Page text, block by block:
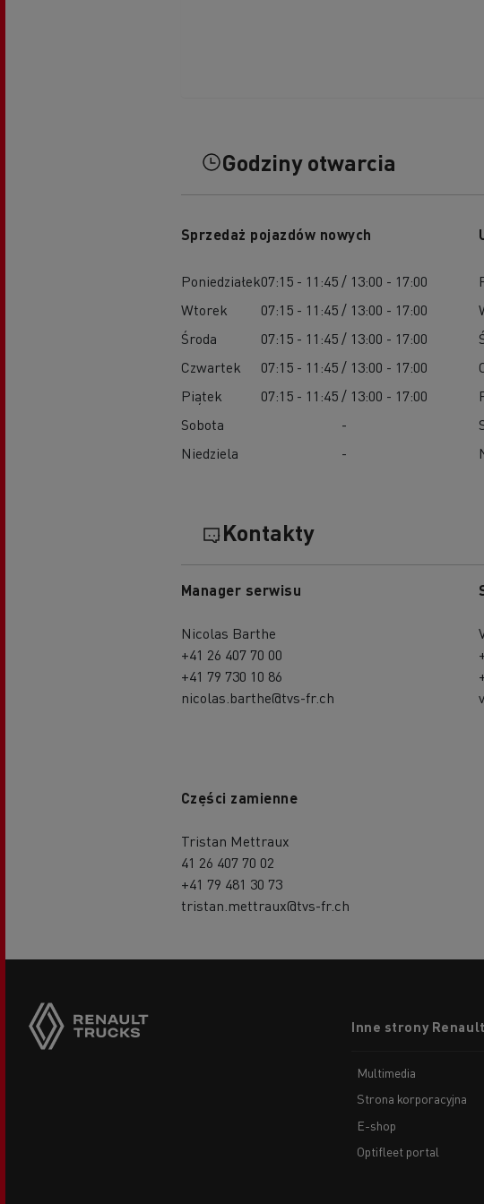
Godziny otwarcia
Sprzedaż pojazdów nowych
Poniedziałek07:15 - 11:45 / 13:00 - 17:00
Wtorek
07:15 - 11:45 / 13:00 - 17:00
Środa
07:15 - 11:45 / 13:00 - 17:00
Czwartek
07:15 - 11:45 / 13:00 - 17:00
Piątek
07:15 - 11:45 / 13:00 - 17:00
Sobota
-
Niedziela
-
Kontakty
Manager serwisu
Nicolas Barthe
+41 26 407 70 00
+41 79 730 10 86
nicolas.barthe@tvs-fr.ch
Części zamienne
Tristan Mettraux
41 26 407 70 02
+41 79 481 30 73
tristan.mettraux@tvs-fr.ch
menuInne strony
Multimedia
Strona korporacyjna
E-shop
Optifleet portal